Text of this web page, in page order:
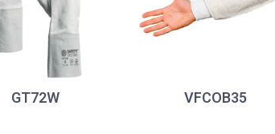
GT72W VFCOB35